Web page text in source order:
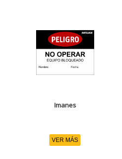
Imanes
VER MÁS